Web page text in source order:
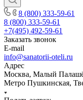
8 (800) 333-59-61
8 (800) 333-59-61
+7(495) 492-59-61
Заказать звонок
E-mail
info@sanatorii-oteli.ru
Адрес
Москва, Малый
Метро Пушкинская,